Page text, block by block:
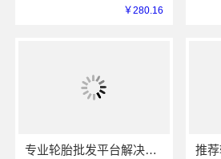
￥280.16
专业轮胎批发平台解决方案，湖北省腾冠畅实业贸易有限公司合规履约